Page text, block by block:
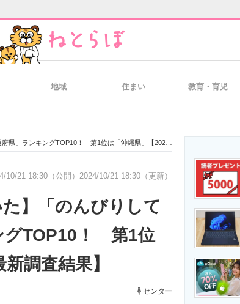
経営リーダーのコミュニティ
製造業のIT導入・活用を支援
エネルギーの専門メディア
地域 住まい 教育・育児
キングTOP10！ 第1位は「沖縄県」【2024年最新調査結果】
10/21 18:30（公開） 2024/10/21 18:30（更新）
た】「のんびりして
グTOP10！ 第1位
調査結果】
センター